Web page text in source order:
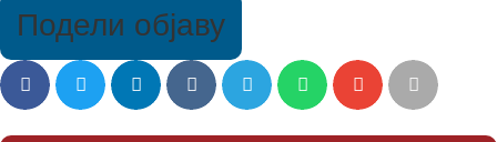
Подели објаву